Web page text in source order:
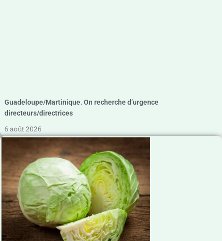
Guadeloupe/Martinique. On recherche d’urgence
directeurs/directrices
6 août 2026